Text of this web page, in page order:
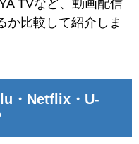
TVなど、動画配信
か比較して紹介しま
・Netflix・U-